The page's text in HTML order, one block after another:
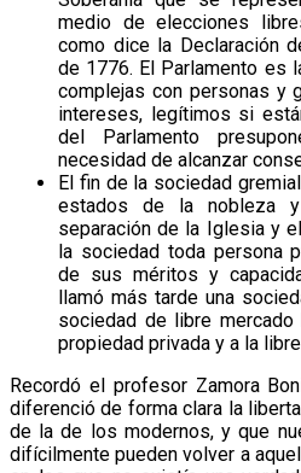
medio de elecciones
como dice la Declaración
de 1776. El Parlamento es
complejas con personas y
intereses, legítimos si
del Parlamento
necesidad de alcanzar
El fin de la sociedad
estados de la nobleza
separación de la Iglesia y
la sociedad toda persona
de sus méritos y
llamó más tarde una
sociedad de libre
propiedad privada y a la
Recordó el profesor Zamora
diferenció de forma clara la
de la de los modernos, y que
difícilmente pueden volver a